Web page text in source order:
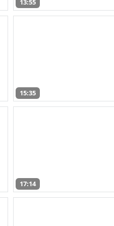
13:55
15:35
17:14